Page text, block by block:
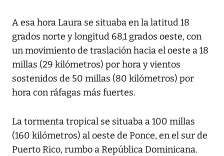
A esa hora Laura se situaba en la latitud 18
grados norte y longitud 68,1 grados oeste, con
un movimiento de traslación hacia el oeste a 18
millas (29 kilómetros) por hora y vientos
sostenidos de 50 millas (80 kilómetros) por
hora con ráfagas más fuertes.
La tormenta tropical se situaba a 100 millas
(160 kilómetros) al oeste de Ponce, en el sur de
Puerto Rico, rumbo a República Dominicana.